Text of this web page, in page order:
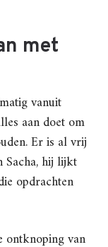
met
vanuit
aan doet om
Er is al vrij
Sacha, hij lijkt
opdrachten
ontknoping van